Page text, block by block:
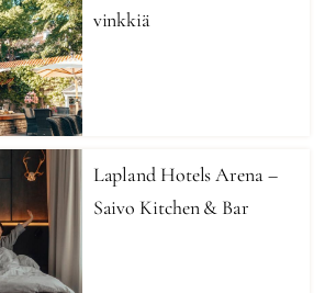
vinkkiä
Lapland Hotels Arena –
Saivo Kitchen & Bar